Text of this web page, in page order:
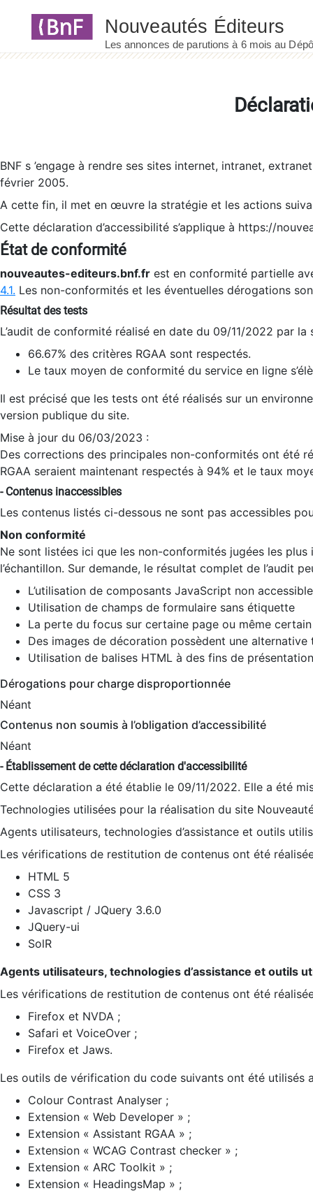
BNF s ’engage à rendre ses sites internet, intranet,
février 2005.
A cette fin, il met en œuvre la stratégie et les actions
Cette déclaration d’accessibilité s’applique à https://
État de conformité
nouveautes-editeurs.bnf.fr est en conformité partielle
4.1. Les non-conformités et les éventuelles dérogations
Résultat des tests
L’audit de conformité réalisé en date du 09/11/2022 par
66.67% des critères RGAA sont respectés.
Le taux moyen de conformité du service en ligne
Il est précisé que les tests ont été réalisés sur un
version publique du site.
Mise à jour du 06/03/2023 :
Des corrections des principales non-conformités ont été
RGAA seraient maintenant respectés à 94% et le taux
- Contenus inaccessibles
Les contenus listés ci-dessous ne sont pas accessibles
Non conformité
Ne sont listées ici que les non-conformités jugées les
l’échantillon. Sur demande, le résultat complet de l’audit
L’utilisation de composants JavaScript non
Utilisation de champs de formulaire sans étiquette
La perte du focus sur certaine page ou même
Des images de décoration possèdent une alternative
Utilisation de balises HTML à des fins de
Dérogations pour charge disproportionnée
Néant
Contenus non soumis à l’obligation d’accessibilité
Néant
- Établissement de cette déclaration d'accessibilité
Cette déclaration a été établie le 09/11/2022. Elle a été
Technologies utilisées pour la réalisation du site
Agents utilisateurs, technologies d’assistance et outils
Les vérifications de restitution de contenus ont été
HTML 5
CSS 3
Javascript / JQuery 3.6.0
JQuery-ui
SolR
Agents utilisateurs, technologies d’assistance et outils
Les vérifications de restitution de contenus ont été
Firefox et NVDA ;
Safari et VoiceOver ;
Firefox et Jaws.
Les outils de vérification du code suivants ont été utilisés
Colour Contrast Analyser ;
Extension « Web Developer » ;
Extension « Assistant RGAA » ;
Extension « WCAG Contrast checker » ;
Extension « ARC Toolkit » ;
Extension « HeadingsMap » ;